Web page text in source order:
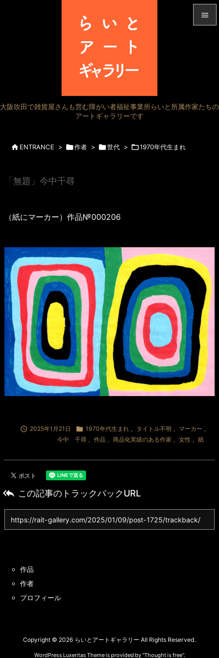
大阪吹田で雑貨屋さんも営む障がい者福祉事業所らいと所属作家たちの
アートギャラリーです


ENTRANCE > 作者 > 世代 > 1970年代生まれ
「無題」今中千尋
（紙にマーカー）作品№000206
 2025年1月21日  1970年代生まれ タイトル不明 マーカー
今中 千尋
作品 商品化実績のある作家 女性 紙
 この記事のトラックバックURL
作品
作者
プロフィール
Copyright © 2026 らいとアートギャラリー All Rights Reserved.
WordPress Luxeritas Theme is provided by "Thought is free".